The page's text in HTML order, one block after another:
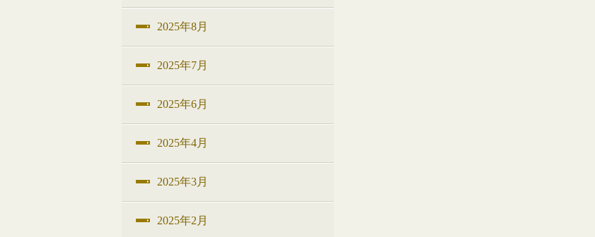
2025年8月
2025年7月
2025年6月
2025年4月
2025年3月
2025年2月